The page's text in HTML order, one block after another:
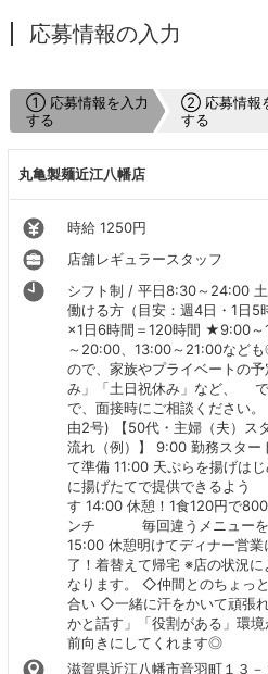
応募情報の入力
① 応募情報を入力
する
② 応募情報
する
丸亀製麺近江八幡店
時給 1250円
店舗レギュラースタッフ
シフト制 / 平日8:30～24:00
働ける方（目安：週4日・1日5
×1日6時間＝120時間 ★9:00
～20:00、13:00～21:00など
ので、家族やプライベートの
み」「土日祝休み」など、
で、面接時にご相談ください
由2号) 【50代・主婦（夫）
流れ（例）】 9:00 勤務スター
て準備 11:00 天ぷらを揚げは
に揚げたてで提供できるよ
す 14:00 休憩！1食120円で
ンチ 毎回違うメニューを
15:00 休憩明けてディナー営
了！着替えて帰宅 ※店の状況
なります。 ◇仲間とのちょっ
合い ◇一緒に汗をかいて頑張
かと話す」「役割がある」環
前向きにしてくれます◎
滋賀県近江八幡市音羽町１３－